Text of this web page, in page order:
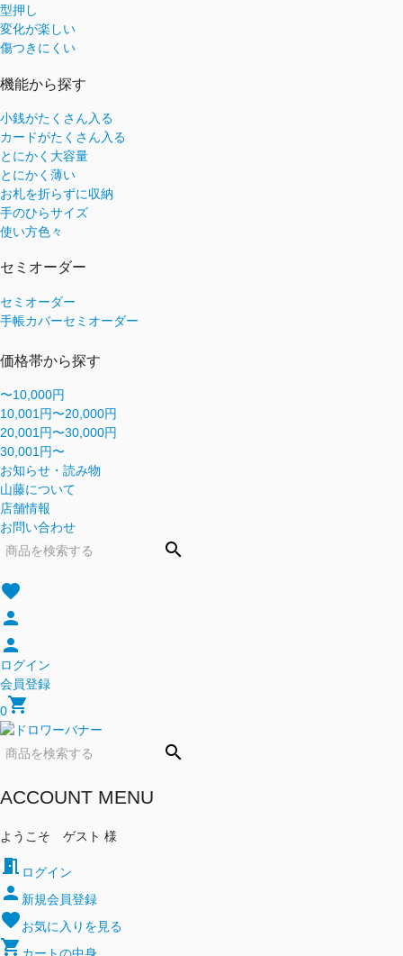
型押し
変化が楽しい
傷つきにくい
機能から探す
小銭がたくさん入る
カードがたくさん入る
とにかく大容量
とにかく薄い
お札を折らずに収納
手のひらサイズ
使い方色々
セミオーダー
セミオーダー
手帳カバーセミオーダー
価格帯から探す
〜10,000円
10,001円〜20,000円
20,001円〜30,000円
30,001円〜
お知らせ・読み物
山藤について
店舗情報
お問い合わせ
search
favorite
person
person
ログイン
会員登録
0shopping_cart
search
ACCOUNT MENU
ようこそ ゲスト 様
meeting_room ログイン
person 新規会員登録
favoriteお気に入りを見る
shopping_cart